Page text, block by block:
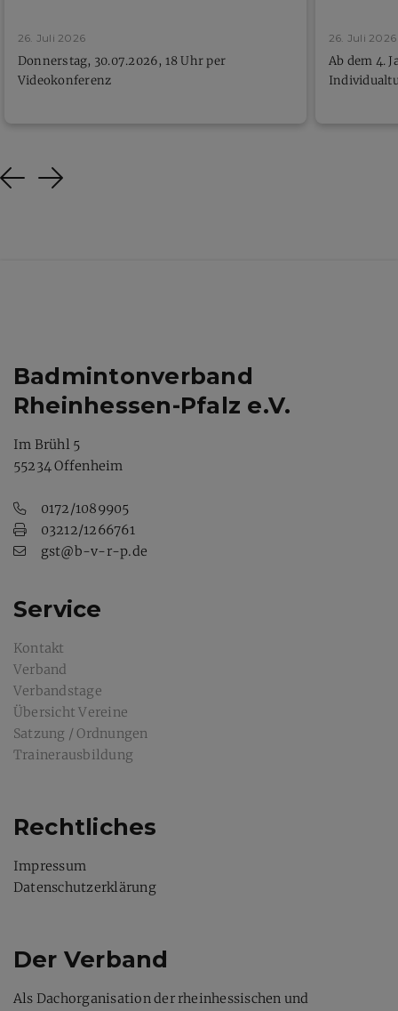
26. Juli 2026
Donnerstag, 30.07.2026, 18 Uhr per
Videokonferenz
26. Juli 2026
Ab dem 4.
Previous
Next
Badmintonverband
Rheinhessen-Pfalz e.V.
Im Brühl 5
55234 Offenheim
0172/1089905
03212/1266761
gst@b-v-r-p.de
Service
Kontakt
Verband
Verbandstage
Übersicht Vereine
Satzung / Ordnungen
Trainerausbildung
Rechtliches
Impressum
Datenschutzerklärung
Der Verband
Als Dachorganisation der rheinhessischen und